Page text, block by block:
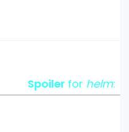
Spoilerfor helm: